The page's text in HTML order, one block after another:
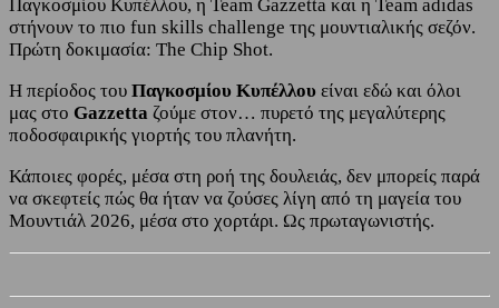
Παγκοσμίου Κυπέλλου, η Team Gazzetta και η Team adidas
στήνουν το πιο fun skills challenge της μουντιαλικής σεζόν.
Πρώτη δοκιμασία: The Chip Shot.
Η περίοδος του Παγκοσμίου Κυπέλλου είναι εδώ και όλοι
μας στο Gazzetta ζούμε στον… πυρετό της μεγαλύτερης
ποδοσφαιρικής γιορτής του πλανήτη.
Κάποιες φορές, μέσα στη ροή της δουλειάς, δεν μπορείς παρά
να σκεφτείς πώς θα ήταν να ζούσες λίγη από τη μαγεία του
Μουντιάλ 2026, μέσα στο χορτάρι. Ως πρωταγωνιστής.